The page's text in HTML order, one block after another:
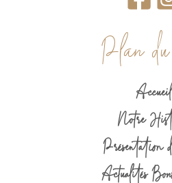
Plan
Accueil
Notre
Présentation
Actualités